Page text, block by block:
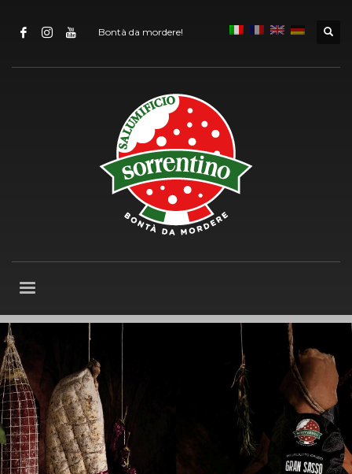
Bontà da mordere!